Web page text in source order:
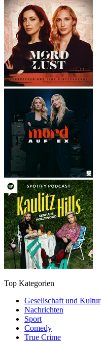
Top Kategorien
Gesellschaft und Kultur
Nachrichten
Sport
Comedy
True Crime